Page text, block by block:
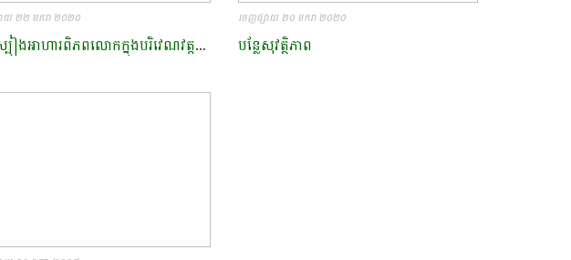
យ ២២ មករា ២០២០
ទិវាស្បៀងអាហារពិភពលោកក្នុងបរិវេណវត្តមុន្នីឧត្តម ស្ថិតនៅភូមិជ្រែង ឃុំស្វាយលួង ស្រុកកណ្តៀង ខេត្តពោធិ៍សាត់​
ចេញផ្សាយ ២០ មករា ២០២០
បន្លែសុវត្ថិភាព ​